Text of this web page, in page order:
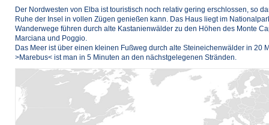
Der Nordwesten von Elba ist touristisch noch relativ gering erschlossen, so
Ruhe der Insel in vollen Zügen genießen kann. Das Haus liegt im
Wanderwege führen durch alte Kastanienwälder zu den Höhen des Monte
Marciana und Poggio.
Das Meer ist über einen kleinen Fußweg durch alte Steineichenwälder in 20
>Marebus< ist man in 5 Minuten an den nächstgelegenen Stränden.